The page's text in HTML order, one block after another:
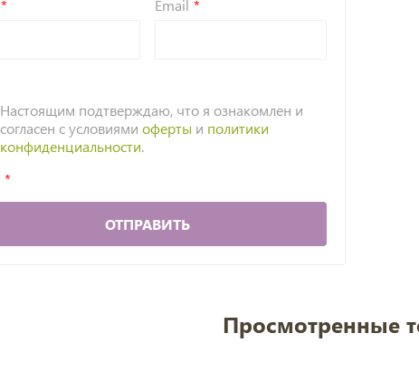
Email
Настоящим подтверждаю, что я ознакомлен и
согласен с условиями оферты и политики
конфиденциальности.
ОТПРАВИТЬ
Просмотренные